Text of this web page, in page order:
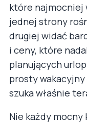
które najmocniej
jednej strony
drugiej widać
i ceny, które
planujących
prosty
szuka właśnie
Nie każdy